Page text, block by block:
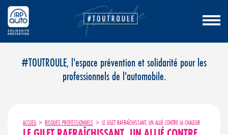
#TOUTROULE, l'espace prévention et solidarité pour les
professionnels de l'automobile.
ACCUEIL > RISQUES PROFESSIONNELS > LE GILET RAFRAÎCHISSANT, UN ALLIÉ CONTRE LA CHALEUR